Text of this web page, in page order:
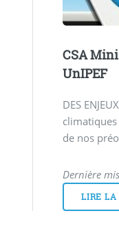
CSA
UnIPEF
DES
de nos
Dernière
LIRE LA